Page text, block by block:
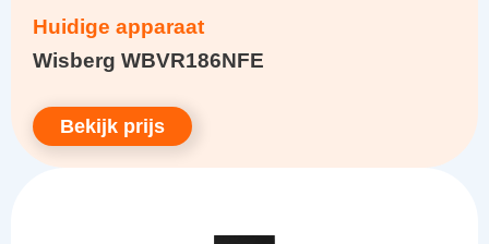
Huidige apparaat
Wisberg WBVR186NFE
Bekijk prijs